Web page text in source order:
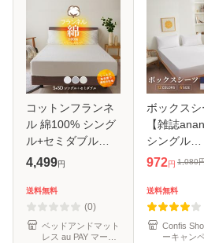
コットンフランネ
ル 綿100% シング
ル+セミダブル
220×195cm 2台用
サイズ マットレス
カバー ボックスシ
ーツ Ｇ27
4,499円
送料無料
(0)
ベッドアンドマット
レス au PAY マーケ
ボックスシ
【雑誌
シングル
チスキン加
速乾 通気性
高級感 安
972円 1,080
送料無料
Confis
ーキャン